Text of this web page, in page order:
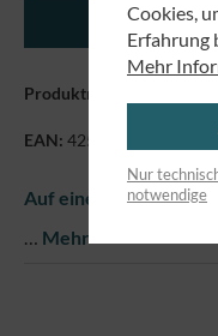
In den
Produktnummer:
EAN: 4250479870130
Auf einem Blick
… Mehr
Cookies,
Erfahrung
Mehr
Nur
notwendige